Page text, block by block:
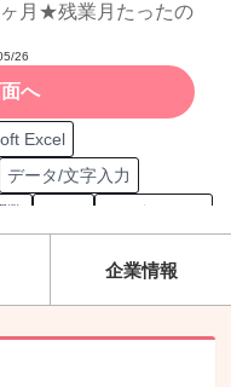
月★残業月たったの
26
へ
Excel
データ/文字入力
数
データベース
法士
運動器理学療法
企業情報